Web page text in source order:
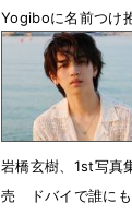
Yogiboに名前つけ
6月3日 08時44分
岩橋玄樹、1st写真
売 ドバイで誰に